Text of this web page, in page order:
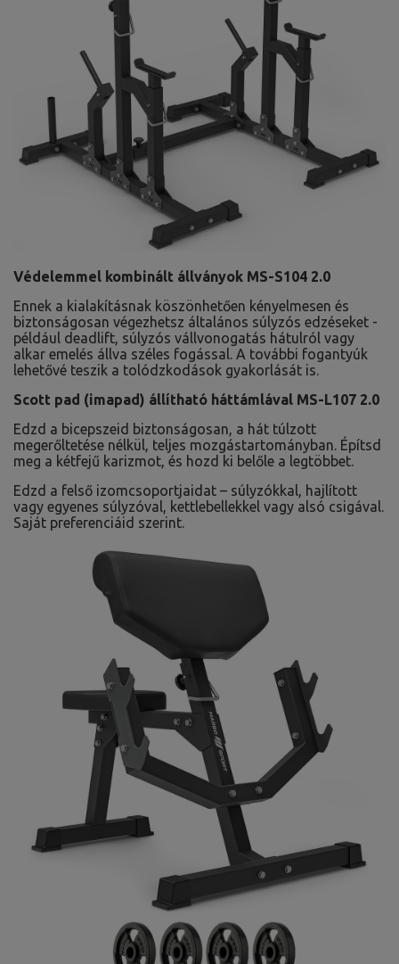
Védelemmel kombinált állványok MS-S104 2.0
Ennek a kialakításnak köszönhetően kényelmesen és
biztonságosan végezhetsz általános súlyzós edzéseket -
például deadlift, súlyzós vállvonogatás hátulról vagy
alkar emelés állva széles fogással. A további fogantyúk
lehetővé teszik a tolódzkodások gyakorlását is.
Scott pad (imapad) állítható háttámlával MS-L107 2.0
Edzd a bicepszeid biztonságosan, a hát túlzott
megerőltetése nélkül, teljes mozgástartományban. Építsd
meg a kétfejű karizmot, és hozd ki belőle a legtöbbet.
Edzd a felső izomcsoportjaidat – súlyzókkal, hajlított
vagy egyenes súlyzóval, kettlebellekkel vagy alsó csigával.
Saját preferenciáid szerint.